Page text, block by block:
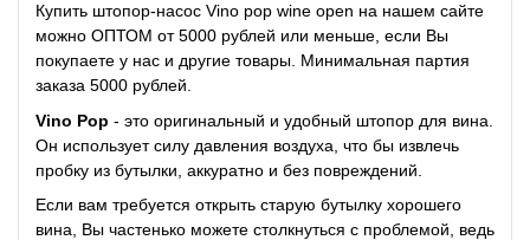
Купить штопор-насос Vino pop wine open на нашем сайте
можно ОПТОМ от 5000 рублей или меньше, если Вы
покупаете у нас и другие товары. Минимальная партия
заказа 5000 рублей.
Vino Pop - это оригинальный и удобный штопор для вина.
Он использует силу давления воздуха, что бы извлечь
пробку из бутылки, аккуратно и без повреждений.
Если вам требуется открыть старую бутылку хорошего
вина, Вы частенько можете столкнуться с проблемой, ведь